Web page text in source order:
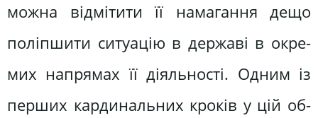
можна відмітити її намагання дещо
поліпшити ситуацію в державі в окре­
мих напрямах її діяльності. Одним із
перших кардинальних кроків у цій об­